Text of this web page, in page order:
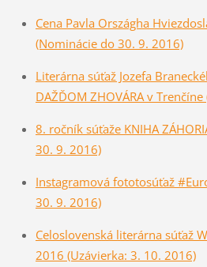
Cena Pavla Országha
(Nominácie do 30. 9. 2016)
Literárna súťaž Jozefa
DAŽĎOM ZHOVÁRA v
8. ročník súťaže KNIHA
30. 9. 2016)
Instagramová fototosúťaž
30. 9. 2016)
Celoslovenská literárna sú­ťaž
2016 (Uzávierka: 3. 10. 2016)